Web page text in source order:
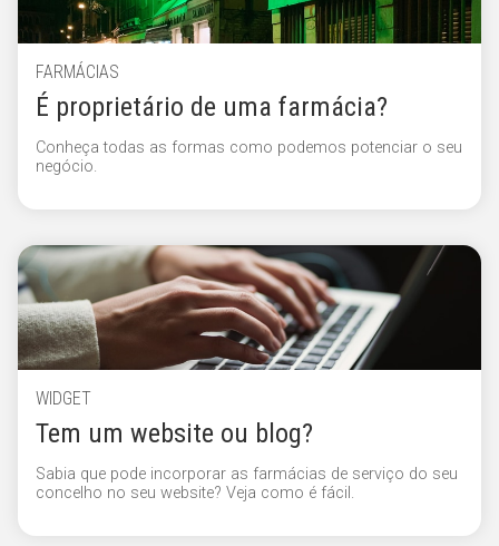
FARMÁCIAS
É proprietário de uma farmácia?
Conheça todas as formas como podemos potenciar o seu
negócio.
WIDGET
Tem um website ou blog?
Sabia que pode incorporar as farmácias de serviço do seu
concelho no seu website? Veja como é fácil.